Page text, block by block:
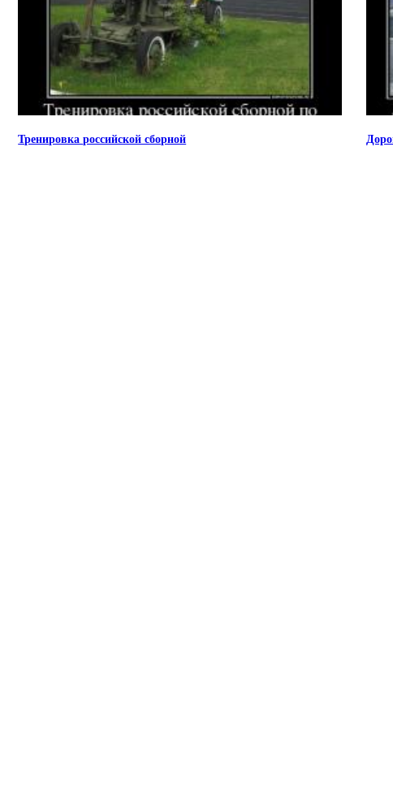
Тренировка российской сборной